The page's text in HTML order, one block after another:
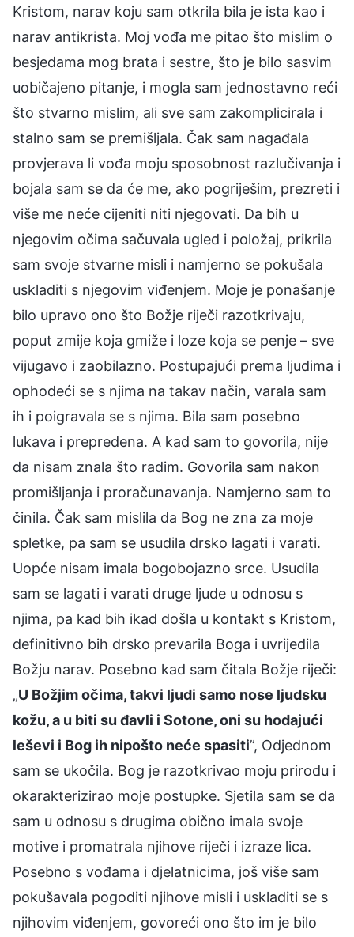
Kristom, narav koju sam otkrila bila je ista kao i
narav antikrista. Moj vođa me pitao što mislim o
besjedama mog brata i sestre, što je bilo sasvim
uobičajeno pitanje, i mogla sam jednostavno reći
što stvarno mislim, ali sve sam zakomplicirala i
stalno sam se premišljala. Čak sam nagađala
provjerava li vođa moju sposobnost razlučivanja i
bojala sam se da će me, ako pogriješim, prezreti i
više me neće cijeniti niti njegovati. Da bih u
njegovim očima sačuvala ugled i položaj, prikrila
sam svoje stvarne misli i namjerno se pokušala
uskladiti s njegovim viđenjem. Moje je ponašanje
bilo upravo ono što Božje riječi razotkrivaju,
poput zmije koja gmiže i loze koja se penje – sve
vijugavo i zaobilazno. Postupajući prema ljudima i
ophodeći se s njima na takav način, varala sam
ih i poigravala se s njima. Bila sam posebno
lukava i prepredena. A kad sam to govorila, nije
da nisam znala što radim. Govorila sam nakon
promišljanja i proračunavanja. Namjerno sam to
činila. Čak sam mislila da Bog ne zna za moje
spletke, pa sam se usudila drsko lagati i varati.
Uopće nisam imala bogobojazno srce. Usudila
sam se lagati i varati druge ljude u odnosu s
njima, pa kad bih ikad došla u kontakt s Kristom,
definitivno bih drsko prevarila Boga i uvrijedila
Božju narav. Posebno kad sam čitala Božje riječi:
„U Božjim očima, takvi ljudi samo nose ljudsku
kožu, a u biti su đavli i Sotone, oni su hodajući
leševi i Bog ih nipošto neće spasiti”, Odjednom
sam se ukočila. Bog je razotkrivao moju prirodu i
okarakterizirao moje postupke. Sjetila sam se da
sam u odnosu s drugima obično imala svoje
motive i promatrala njihove riječi i izraze lica.
Posebno s vođama i djelatnicima, još više sam
pokušavala pogoditi njihove misli i uskladiti se s
njihovim viđenjem, govoreći ono što im je bilo